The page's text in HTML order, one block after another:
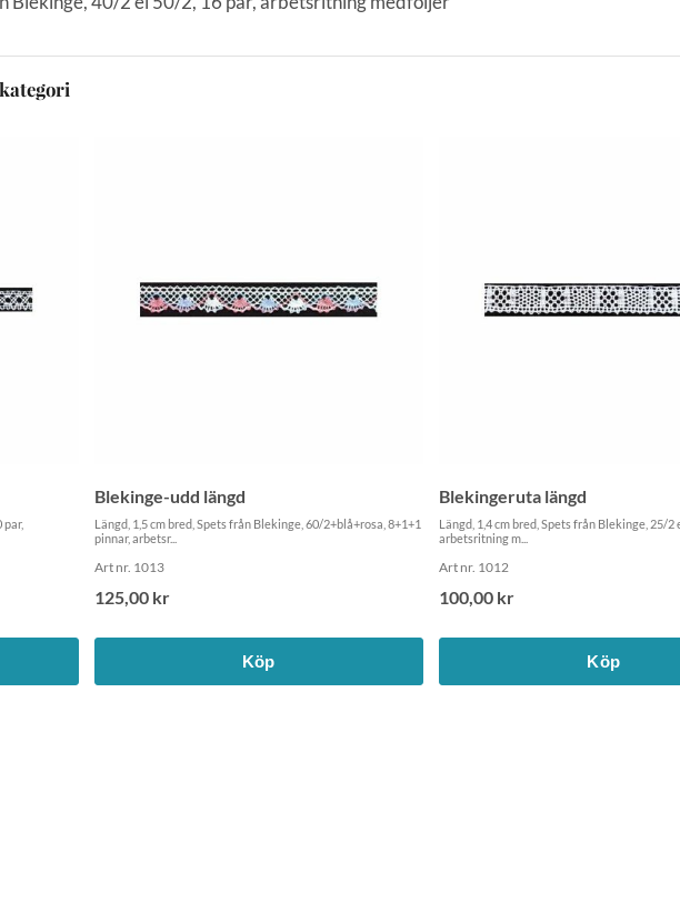
par,
Blekinge-udd längd
Längd, 1,5 cm bred, Spets från Blekinge, 60/2+blå+rosa, 8+1+1
pinnar, arbetsr...
Art nr. 1013
125,00 kr
Köp
Blekingeruta längd
Längd, 1,4 cm bred, Spets från Blekinge, 25/2
arbetsritning m...
Art nr. 1012
100,00 kr
Köp